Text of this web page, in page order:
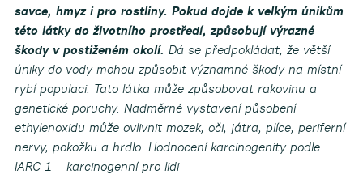
savce, hmyz i pro rostliny. Pokud dojde k velkým únikům
této látky do životního prostředí, způsobují výrazné
škody v postiženém okolí. Dá se předpokládat, že větší
úniky do vody mohou způsobit významné škody na místní
rybí populaci. Tato látka může způsobovat rakovinu a
genetické poruchy. Nadměrné vystavení působení
ethylenoxidu může ovlivnit mozek, oči, játra, plíce, periferní
nervy, pokožku a hrdlo. Hodnocení karcinogenity podle
IARC 1 – karcinogenní pro lidi